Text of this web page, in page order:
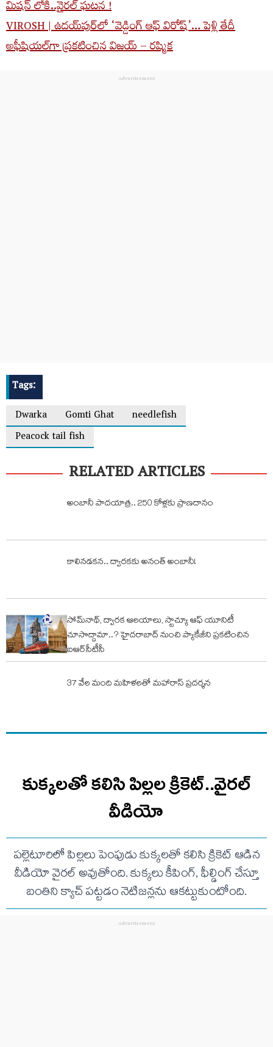
మిషన్ లోకి..వైరల్ ఘటన !
VIROSH | ఉదయ్‌పుర్‌లో ‘వెడ్డింగ్ ఆఫ్ విరోష్’… పెళ్లి తేదీ
అఫీషియ‌ల్‌గా ప్రకటించిన విజయ్ – ర‌ష్మిక‌
Tags:
Dwarka
Gomti Ghat
needlefish
Peacock tail fish
RELATED ARTICLES
అంబానీ పాద‌యాత్ర‌.. 250 కోళ్ల‌కు ప్రాణ‌దానం
కాలినడకన.. ద్వారకకు అనంత్ అంబానీ!
సోమ్‌నాథ్‌, ద్వారక ఆలయాలు, స్టాచ్యూ ఆఫ్‌ యూనిటీ
చూసొద్దామా..? హైదరాబాద్‌ నుంచి ప్యాకేజీని ప్రకటించిన
ఐఆర్‌సీటీసీ
37 వేల మంది మహిళలతో మహారాస్ ప్ర‌ద‌ర్శ‌న‌
కుక్కలతో కలిసి పిల్లల క్రికెట్..వైరల్
వీడియో
పల్లెటూరిలో పిల్లలు పెంపుడు కుక్కలతో కలిసి క్రికెట్ ఆడిన
వీడియో వైరల్ అవుతోంది. కుక్కలు కీపింగ్, ఫీల్డింగ్ చేస్తూ
బంతిని క్యాచ్ పట్టడం నెటిజన్లను ఆకట్టుకుంటోంది.